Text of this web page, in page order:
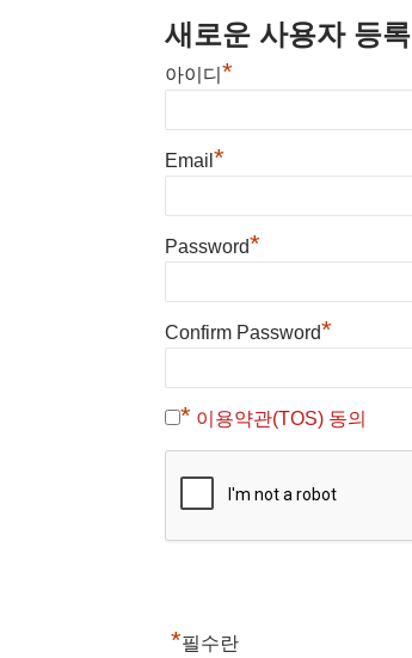
새로운 사용자 등록
아이디 *
Email *
Password*
Confirm Password*
* 이용약관(TOS) 동의
*필수란